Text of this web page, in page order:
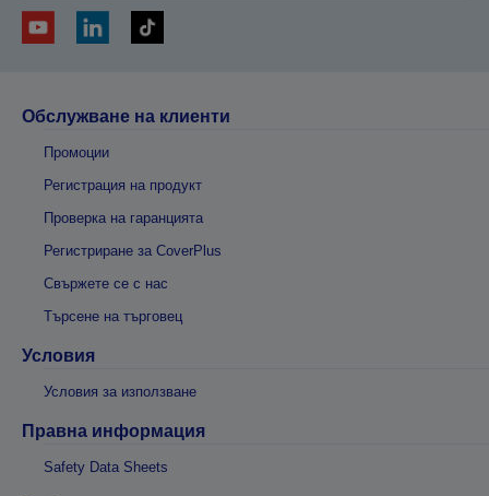
Обслужване на клиенти
Промоции
Регистрация на продукт
Проверка на гаранцията
Регистриране за CoverPlus
Свържете се с нас
Търсене на търговец
Условия
Условия за използване
Правна информация
Safety Data Sheets